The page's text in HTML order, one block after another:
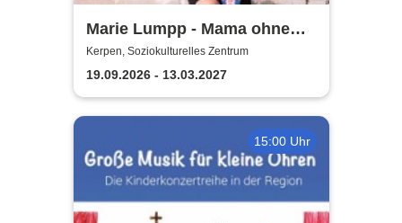
Marie Lumpp - Mama ohne
Plan
Kerpen, Soziokulturelles Zentrum
19.09.2026 - 13.03.2027
15:00 Uhr